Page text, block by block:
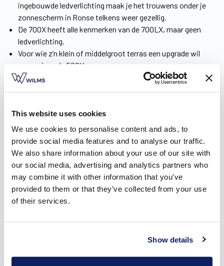
This website uses cookies
We use cookies to personalise content and ads, to
provide social media features and to analyse our traffic.
We also share information about your use of our site with
our social media, advertising and analytics partners who
may combine it with other information that you’ve
provided to them or that they’ve collected from your use
of their services.
Show details
ingebouwde ledverlichting maak je het trouwens onder je
zonnescherm in Ronse telkens weer gezellig.
De 700X heeft alle kenmerken van de 700LX, maar geen
ledverlichting.
Voor wie z’n klein of middelgroot terras een upgrade wil
geven, is er de 500X.
inspiratie op.